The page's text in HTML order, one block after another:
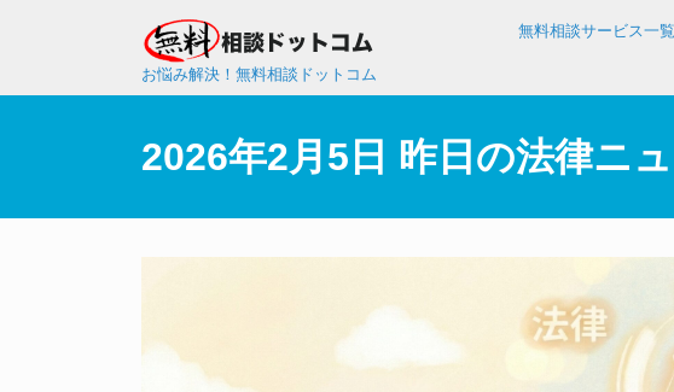
お悩み解決！無料相談ドットコム
無料相談サービス一覧
2026年2月5日 昨日の法律ニ